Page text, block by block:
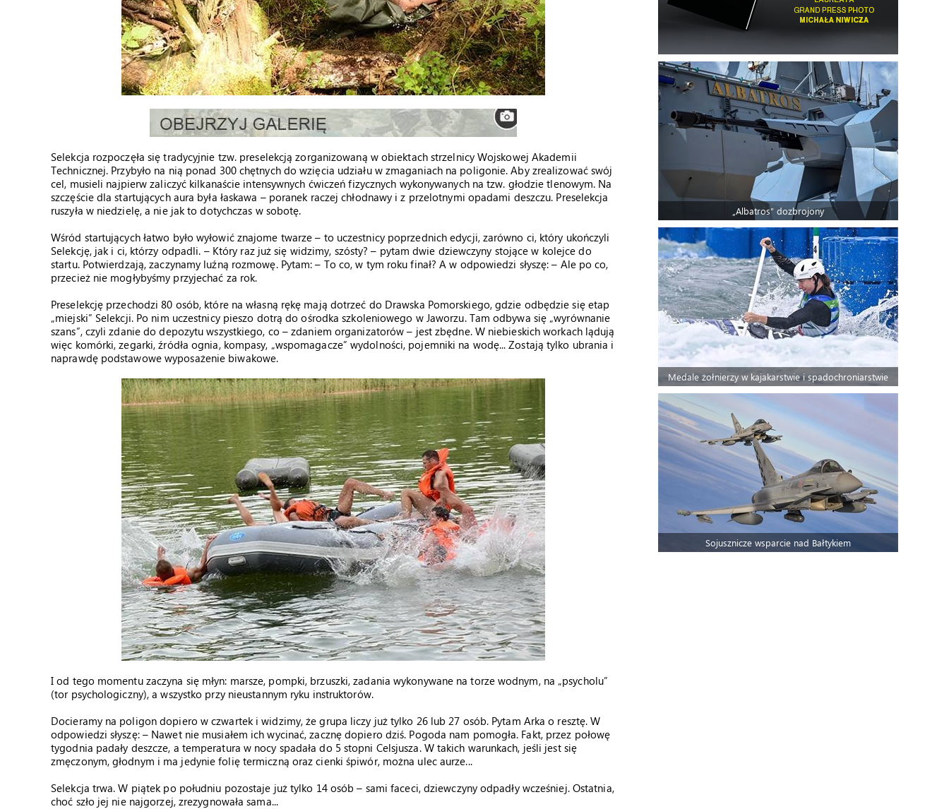
Selekcja rozpoczęła się tradycyjnie tzw. preselekcją zorganizowaną w obiektach strzelnicy Wojskowej Akademii
Technicznej. Przybyło na nią ponad 300 chętnych do wzięcia udziału w zmaganiach na poligonie. Aby zrealizować swój
cel, musieli najpierw zaliczyć kilkanaście intensywnych ćwiczeń fizycznych wykonywanych na tzw. głodzie tlenowym. Na
szczęście dla startujących aura była łaskawa – poranek raczej chłodnawy i z przelotnymi opadami deszczu. Preselekcja
ruszyła w niedzielę, a nie jak to dotychczas w sobotę.
Wśród startujących łatwo było wyłowić znajome twarze – to uczestnicy poprzednich edycji, zarówno ci, który ukończyli
Selekcję, jak i ci, którzy odpadli. – Który raz już się widzimy, szósty? – pytam dwie dziewczyny stojące w kolejce do
startu. Potwierdzają, zaczynamy luźną rozmowę. Pytam: – To co, w tym roku finał? A w odpowiedzi słyszę: – Ale po co,
przecież nie mogłybyśmy przyjechać za rok.
Preselekcję przechodzi 80 osób, które na własną rękę mają dotrzeć do Drawska Pomorskiego, gdzie odbędzie się etap
„miejski” Selekcji. Po nim uczestnicy pieszo dotrą do ośrodka szkoleniowego w Jaworzu. Tam odbywa się „wyrównanie
szans”, czyli zdanie do depozytu wszystkiego, co – zdaniem organizatorów – jest zbędne. W niebieskich workach lądują
więc komórki, zegarki, źródła ognia, kompasy, „wspomagacze” wydolności, pojemniki na wodę... Zostają tylko ubrania i
naprawdę podstawowe wyposażenie biwakowe.
I od tego momentu zaczyna się młyn: marsze, pompki, brzuszki, zadania wykonywane na torze wodnym, na „psycholu”
(tor psychologiczny), a wszystko przy nieustannym ryku instruktorów.
Docieramy na poligon dopiero w czwartek i widzimy, że grupa liczy już tylko 26 lub 27 osób. Pytam Arka o resztę. W
odpowiedzi słyszę: – Nawet nie musiałem ich wycinać, zacznę dopiero dziś. Pogoda nam pomogła. Fakt, przez połowę
tygodnia padały deszcze, a temperatura w nocy spadała do 5 stopni Celsjusza. W takich warunkach, jeśli jest się
zmęczonym, głodnym i ma jedynie folię termiczną oraz cienki śpiwór, można ulec aurze...
Selekcja trwa. W piątek po południu pozostaje już tylko 14 osób – sami faceci, dziewczyny odpadły wcześniej. Ostatnia,
choć szło jej nie najgorzej, zrezygnowała sama...
„Albatros” dozbrojony
Medale żołnierzy w kajakarstwie i spadochroniarstwie
Sojusznicze wsparcie nad Bałtykiem